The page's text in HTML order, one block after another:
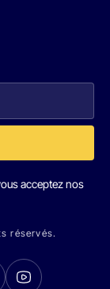
acceptez nos
réservés.